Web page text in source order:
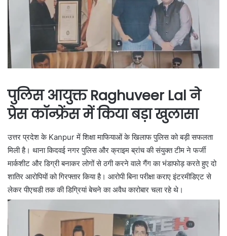
पुलिस आयुक्तRaghuveer Lalने
प्रेस कॉन्फ्रेंस में किया बड़ा खुलासा
उत्तर प्रदेश के Kanpurमें शिक्षा माफियाओं के खिलाफ पुलिस को बड़ी सफलता
मिली है। थाना किदवई नगर पुलिस और क्राइम ब्रांच की संयुक्त टीम ने फर्जी
मार्कशीट और डिग्री बनाकर लोगों से ठगी करने वाले गैंग का भंडाफोड़ करते हुए दो
शातिर आरोपियों को गिरफ्तार किया है। आरोपी बिना परीक्षा कराए इंटरमीडिएट से
लेकर पीएचडी तक की डिग्रियां बेचने का अवैध कारोबार चला रहे थे।